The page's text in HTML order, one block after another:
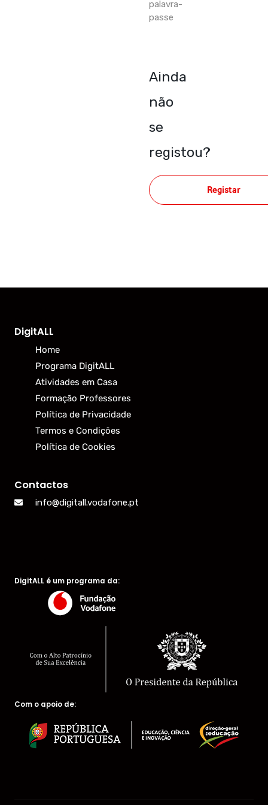
palavra-
passe
Ainda
não
se
registou?
Registar
DigitALL
Home
Programa DigitALL
Atividades em Casa
Formação Professores
Política de Privacidade
Termos e Condições
Política de Cookies
Contactos
info@digitall.vodafone.pt
DigitALL é um programa da:
Com o apoio de: